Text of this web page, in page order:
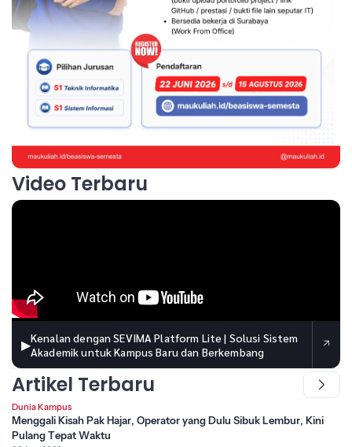
Video Terbaru
▶Kenalan dengan SEVIMA Platform Lite | Solusi Sistem
Akademik untuk Kampus Baru dan Berkembang
Artikel Terbaru
Dunia Kampus
Menggali Kisah Pak Hajar, Operator yang Dulu Sibuk Lembur, Kini
Pulang Tepat Waktu